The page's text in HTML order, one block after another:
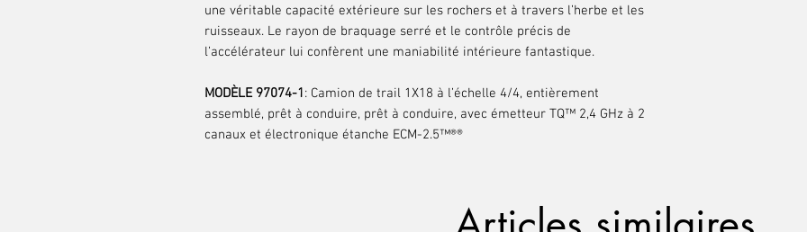
une véritable capacité extérieure sur les rochers et à travers l’herbe et les
ruisseaux. Le rayon de braquage serré et le contrôle précis de
l’accélérateur lui confèrent une maniabilité intérieure fantastique.
MODÈLE 97074-1: Camion de trail 1X18 à l’échelle 4/4, entièrement
assemblé, prêt à conduire, prêt à conduire, avec émetteur TQ™ 2,4 GHz à 2
canaux et électronique étanche ECM-2.5™®®